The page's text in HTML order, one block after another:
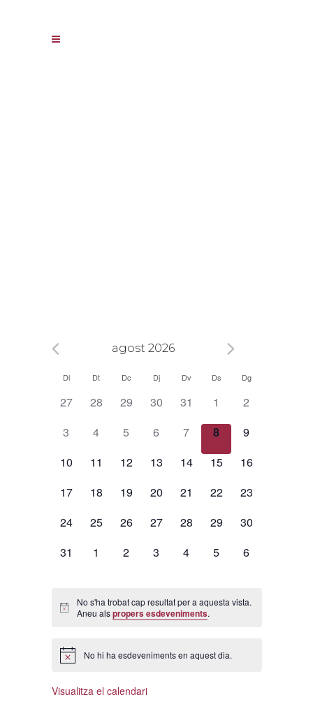
agost 2026
Calendari
Esdeveniments
Dl Dt Dc Dj Dv Ds Dg
0
27
0
28
0
29
0
30
0
31
0
1
0
2
0
3
0
4
0
5
0
esdeveniments,
6
0
esdeveniments,
7
0
esdeveniments,
8
0
9
0
10
0
11
0
12
0
13
0
14
0
15
0
16
0
17
0
18
0
19
0
20
0
21
0
22
0
23
0
24
0
25
0
26
0
27
0
28
0
29
0
30
0
31
0
1
0
2
0
3
0
4
0
5
0
6
No s'ha trobat cap resultat per a aquesta vista.
Aneu alspropers esdeveniments.
No hi ha esdeveniments en aquest dia.
Visualitza el calendari